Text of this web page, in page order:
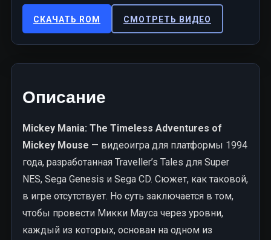
СКАЧАТЬ ROM СМОТРЕТЬ ВИДЕО
Описание
Mickey Mania: The Timeless Adventures of
Mickey Mouse — видеоигра для платформы 1994
года, разработанная Traveller’s Tales для Super
NES, Sega Genesis и Sega CD. Сюжет, как таковой,
в игре отсутствует. Но суть заключается в том,
чтобы провести Микки Мауса через уровни,
каждый из которых, основан на одном из